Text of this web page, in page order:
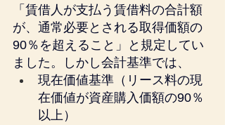
「賃借人が支払う賃借料の合計額
が、通常必要とされる取得価額の
90％を超えること」と規定してい
ました。しかし会計基準では、
現在価値基準（リース料の現
在価値が資産購入価額の90％
以上）